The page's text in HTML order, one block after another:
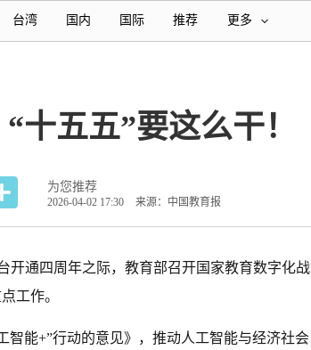
台湾 国内 国际 推荐 更多
十五五”要这么干！
为您推荐
2026-04-02 17:30 来源：中国教育报
开通四周年之际，教育部召开国家教育数字化战
工作。
智能+”行动的意见》，推动人工智能与经济社会